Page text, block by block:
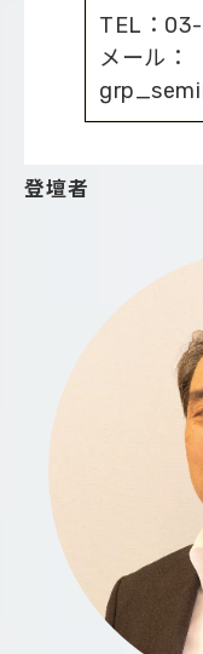
TEL：
メール：
登壇者